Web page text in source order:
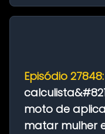
Episódio 27848:
moto de
matar mulher